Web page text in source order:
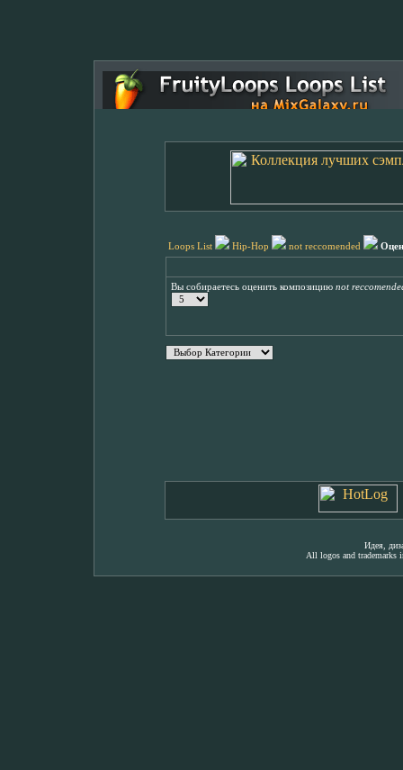
Loops List Hip-Hop not reccomended
Вы собираетесь оценить композицию not
Идея,
All logos and trademarks